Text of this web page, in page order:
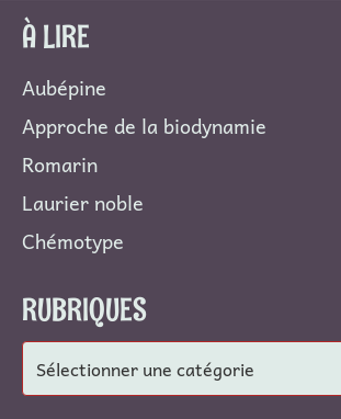
À LIRE
Aubépine
Approche de la biodynamie
Romarin
Laurier noble
Chémotype
RUBRIQUES
Rubriques